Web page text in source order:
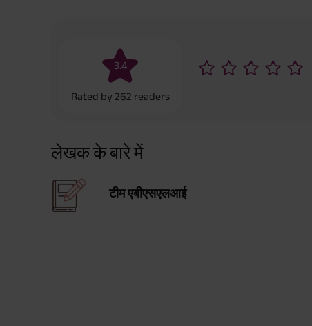
3.4
Rated by 262 readers
लेखक के बारे में
टीम एबीएसएलआई